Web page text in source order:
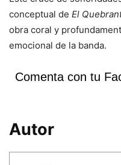
conceptual de El
obra coral y
emocional de la banda.
Comenta con tu
Autor